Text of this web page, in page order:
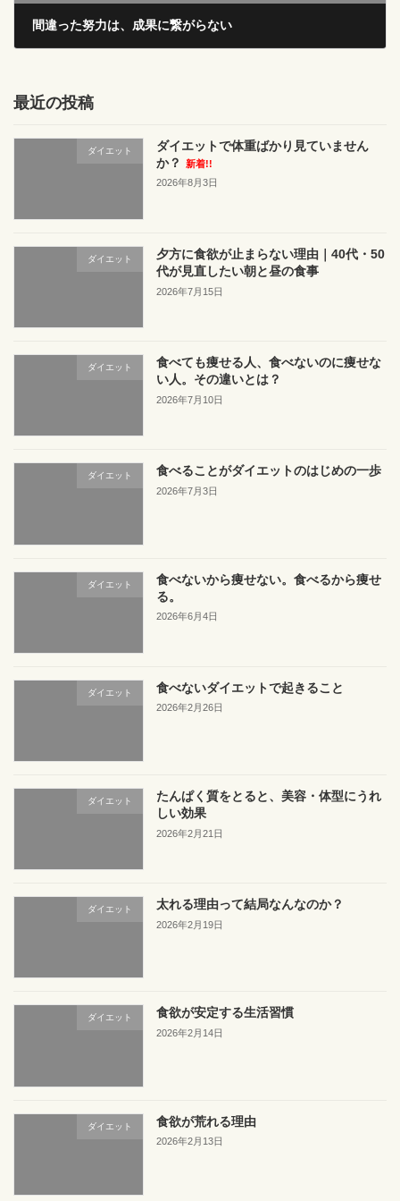
間違った努力は、成果に繋がらない
最近の投稿
ダイエット
ダイエットで体重ばかり見ていません
か？
新着!!
2026年8月3日
ダイエット
夕方に食欲が止まらない理由｜40代・50
代が見直したい朝と昼の食事
2026年7月15日
ダイエット
食べても痩せる人、食べないのに痩せな
い人。その違いとは？
2026年7月10日
ダイエット 食べることがダイエットのはじめの一歩
2026年7月3日
ダイエット
食べないから痩せない。食べるから痩せ
る。
2026年6月4日
ダイエット 食べないダイエットで起きること
2026年2月26日
ダイエット
たんぱく質をとると、美容・体型にうれ
しい効果
2026年2月21日
ダイエット 太れる理由って結局なんなのか？
2026年2月19日
ダイエット 食欲が安定する生活習慣
2026年2月14日
ダイエット 食欲が荒れる理由
2026年2月13日